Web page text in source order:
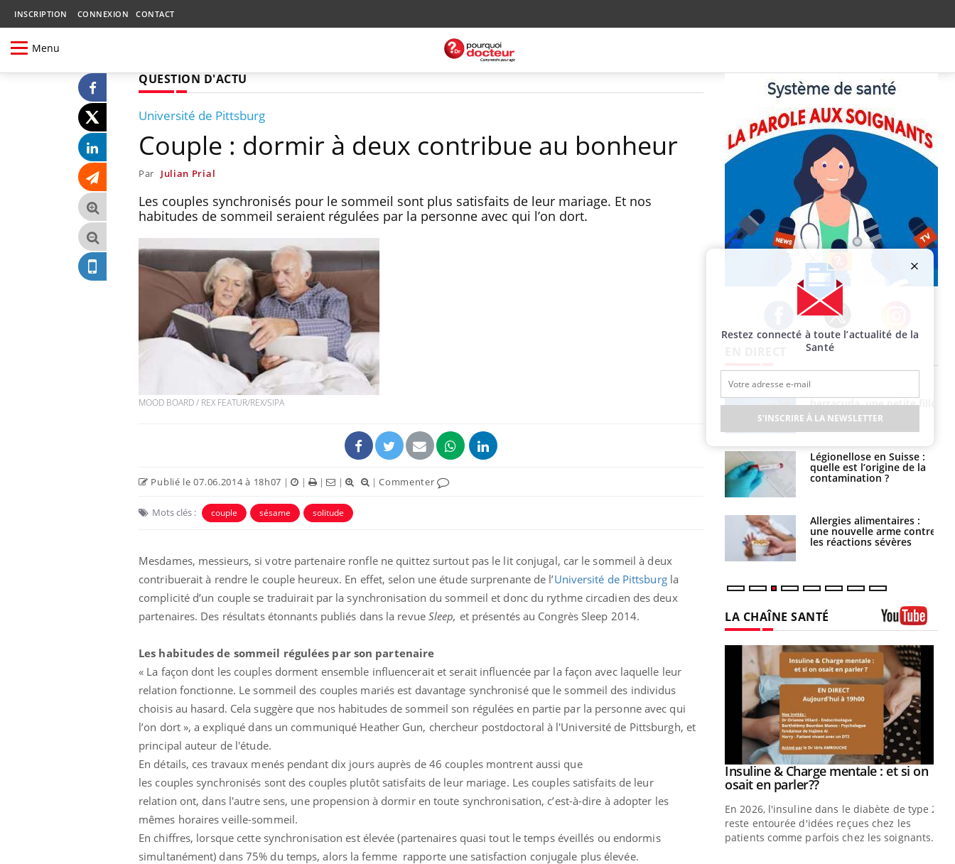
INSCRIPTION CONNEXION CONTACT
Menu
QUESTION D'ACTU
Université de Pittsburg
Couple : dormir à deux contribue au bonheur
Par Julian Prial
Les couples synchronisés pour le sommeil sont plus satisfaits de leur mariage. Et nos
habitudes de sommeil seraient régulées par la personne avec qui l’on dort.
MOOD BOARD / REX FEATUR/REX/SIPA
Publié le 07.06.2014 à 18h07 | | | | |Commenter
Mots clés : couple sésame solitude
Mesdames, messieurs, si votre partenaire ronfle ne quittez surtout pas le lit conjugal, car le sommeil à deux
contribuerait à rendre le couple heureux. En effet, selon une étude surprenante de l’Université de Pittsburgla
complicité d’un couple se traduirait par la synchronisation du sommeil et donc du rythme circadien des deux
partenaires. Des résultats étonnants publiés dans la revue Sleep, et présentés au Congrès Sleep 2014.
Les habitudes de sommeil régulées par son partenaire
« La façon dont les couples dorment ensemble influencerait et serait influencée par la façon avec laquelle leur
relation fonctionne. Le sommeil des couples mariés est davantage synchronisé que le sommeil des individus
choisis au hasard. Cela suggère que nos habitudes de sommeil son régulées en partie par la personne avec qui
l’on dort », a expliqué dans un communiqué Heather Gun, chercheur postdoctoral à l'Université de Pittsburgh, et
principal auteur de l'étude.
En détails, ces travaux menés pendant dix jours auprès de 46 couples montrent aussi que
les couples synchronisés sont des couples plutôt satisfaits de leur mariage. Les couples satisfaits de leur
relation ont, dans l'autre sens, une propension à dormir en toute synchronisation, c’est-à-dire à adopter les
mêmes horaires veille-sommeil.
En chiffres, lorsque cette synchronisation est élevée (partenaires quasi tout le temps éveillés ou endormis
simultanément) dans 75% du temps, alors la femme rapporte une satisfaction conjugale plus élevée.
Facebook Twitter Instagram
Le Viagra pourrait-il
cancer ?
barracuda, une petite fille
secourue grâce à un
réflexe essentiel
Légionellose en Suisse :
quelle est l’origine de la
contamination ?
Allergies alimentaires :
une nouvelle arme contre
les réactions sévères
LA CHAÎNE SANTÉ
Youtube
Eczéma Chronique des Mains :
expliquer ma maladieYoutube
Il y a des sujets qui sont faciles à aborder...
questions sur la maladie d'un proche c'est
montrer ...
Youtube
Carence en fer : comprendre pour
prévenirYoutube
Fatigue, irritabilité, brouillard mental ou
carence en fer sont multiples ce qui la rend
...
Youtube
Insuline & Charge mentale : et si on
osait en parler??Youtube
En 2026, l'insuline dans le diabète de type 2
reste entourée d'idées reçues chez les
patients comme parfois chez les soignants.
Restez connecté à toute l’actualité de la
Santé
S'INSCRIRE À LA NEWSLETTER